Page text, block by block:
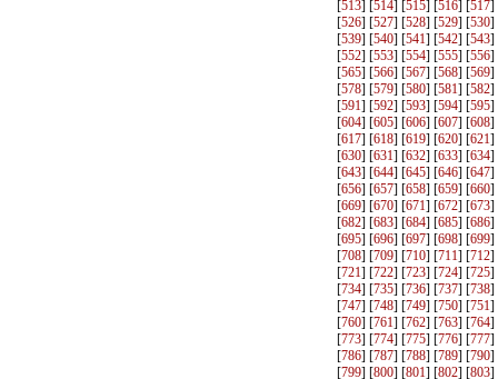
[513] [514] [515] [516] [517]
[526] [527] [528] [529] [530]
[539] [540] [541] [542] [543]
[552] [553] [554] [555] [556]
[565] [566] [567] [568] [569]
[578] [579] [580] [581] [582]
[591] [592] [593] [594] [595]
[604] [605] [606] [607] [608]
[617] [618] [619] [620] [621]
[630] [631] [632] [633] [634]
[643] [644] [645] [646] [647]
[656] [657] [658] [659] [660]
[669] [670] [671] [672] [673]
[682] [683] [684] [685] [686]
[695] [696] [697] [698] [699]
[708] [709] [710] [711] [712]
[721] [722] [723] [724] [725]
[734] [735] [736] [737] [738]
[747] [748] [749] [750] [751]
[760] [761] [762] [763] [764]
[773] [774] [775] [776] [777]
[786] [787] [788] [789] [790]
[799] [800] [801] [802] [803]